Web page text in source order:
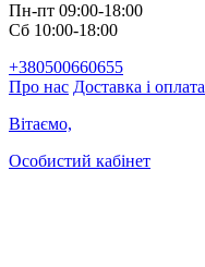
Пн-пт 09:00-18:00
Сб 10:00-18:00
+380500660655
Про нас Доставка і оплата
Вітаємо,
Особистий кабінет